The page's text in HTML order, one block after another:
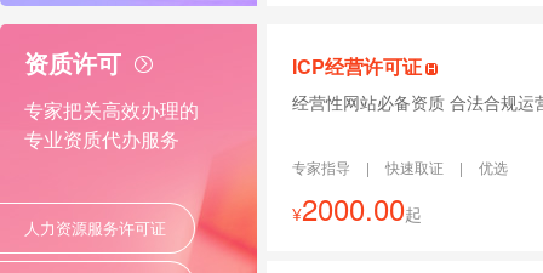
资质许可
专家把关高效办理的
专业资质代办服务
人力资源服务许可证
ICP经营许可证
经营性网站必备资质 合法合规运
专家指导 | 快速取证 | 优选
¥2000.00起